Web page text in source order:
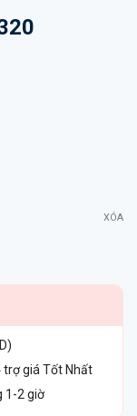
XÓA
trợ giá Tốt Nhất
1-2 giờ